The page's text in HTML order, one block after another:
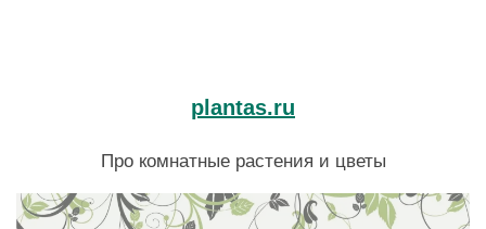
plantas.ru
Про комнатные растения и цветы